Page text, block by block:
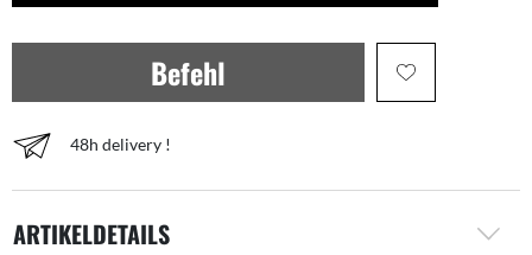
Befehl
48h delivery !
ARTIKELDETAILS